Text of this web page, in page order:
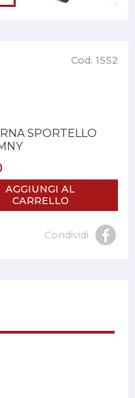
Cod. 1552
SPORTELLO
AGGIUNGI AL
CARRELLO
Condividi